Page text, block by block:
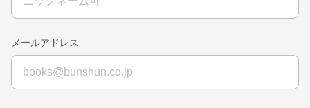
メールアドレス